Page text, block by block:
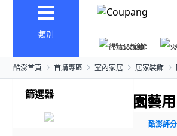
類別
爸氣父親節
酷澎首頁 首購專區 室內家居 居家裝飾
篩選器 園藝
酷澎評